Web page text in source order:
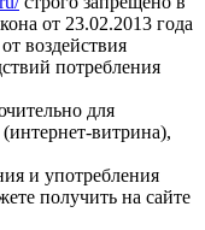
от 23.02.2013 года
воздействия
потребления
для
витрина),
и употребления
получить на сайте